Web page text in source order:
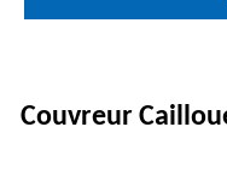
Couvreur